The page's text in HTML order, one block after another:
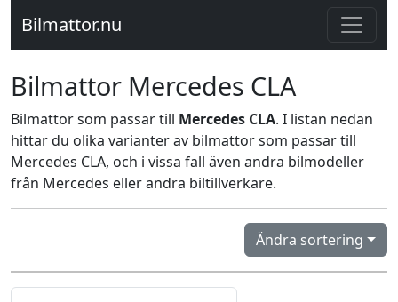
Bilmattor.nu
Bilmattor Mercedes CLA
Bilmattor som passar till Mercedes CLA. I listan nedan
hittar du olika varianter av bilmattor som passar till
Mercedes CLA, och i vissa fall även andra bilmodeller
från Mercedes eller andra biltillverkare.
Ändra sortering